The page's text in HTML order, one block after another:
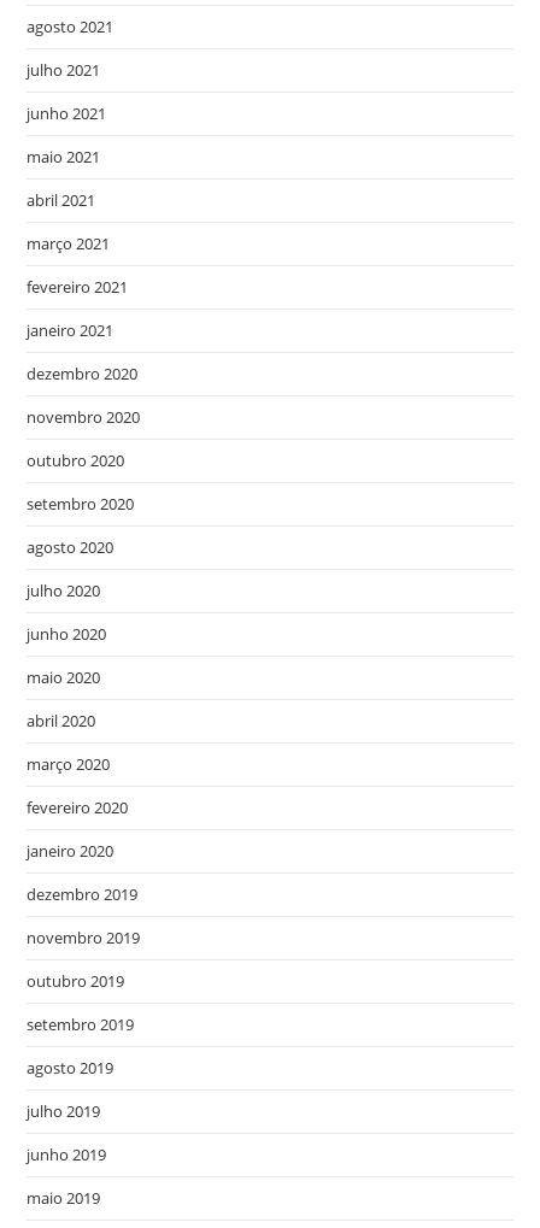
agosto 2021
julho 2021
junho 2021
maio 2021
abril 2021
março 2021
fevereiro 2021
janeiro 2021
dezembro 2020
novembro 2020
outubro 2020
setembro 2020
agosto 2020
julho 2020
junho 2020
maio 2020
abril 2020
março 2020
fevereiro 2020
janeiro 2020
dezembro 2019
novembro 2019
outubro 2019
setembro 2019
agosto 2019
julho 2019
junho 2019
maio 2019